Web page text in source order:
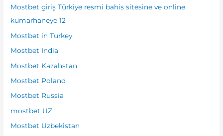
Mostbet giriş Türkiye resmi bahis sitesine ve online
kumarhaneye 12
Mostbet in Turkey
Mostbet India
Mostbet Kazahstan
Mostbet Poland
Mostbet Russia
mostbet UZ
Mostbet Uzbekistan